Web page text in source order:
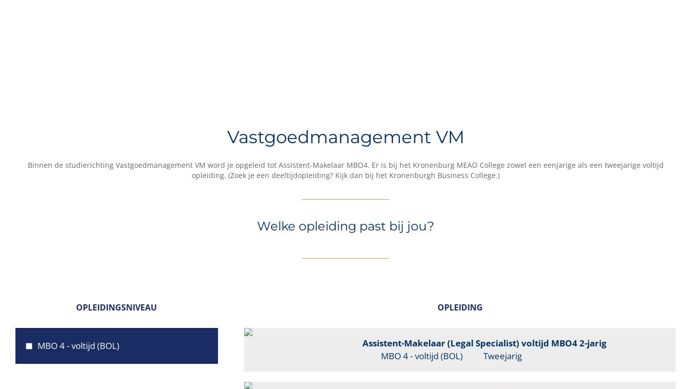
Vastgoedmanagement VM
Binnen de studierichting Vastgoedmanagement VM word je opgeleid tot Assistent-Makelaar MBO4. Er is bij het Kronenburg MEAO College zowel een eenjarige als een tweejarige voltijd
opleiding. (Zoek je een deeltijdopleiding? Kijk dan bij het Kronenburgh Business College.)
Welke opleiding past bij jou?
OPLEIDINGSNIVEAU
MBO 4 - voltijd (BOL)
OPLEIDING
Assistent-Makelaar (Legal Specialist) voltijd MBO4 2-jarig
MBO 4 - voltijd (BOL)
Tweejarig